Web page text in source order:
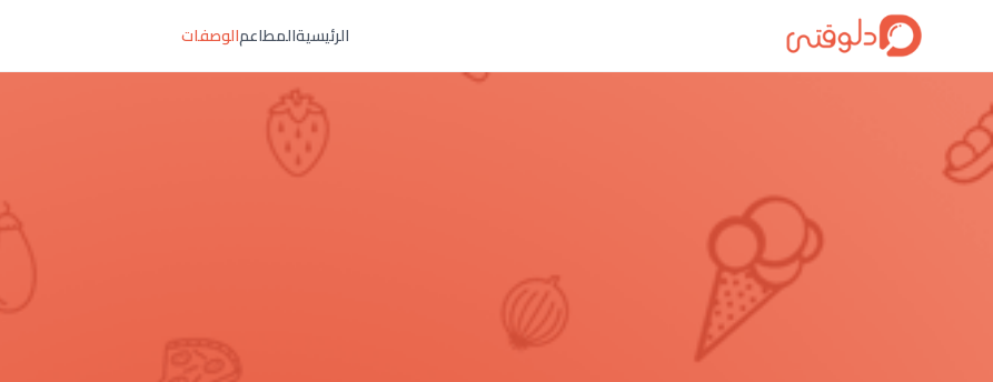
الرئيسيةالمطاعمالوصفات